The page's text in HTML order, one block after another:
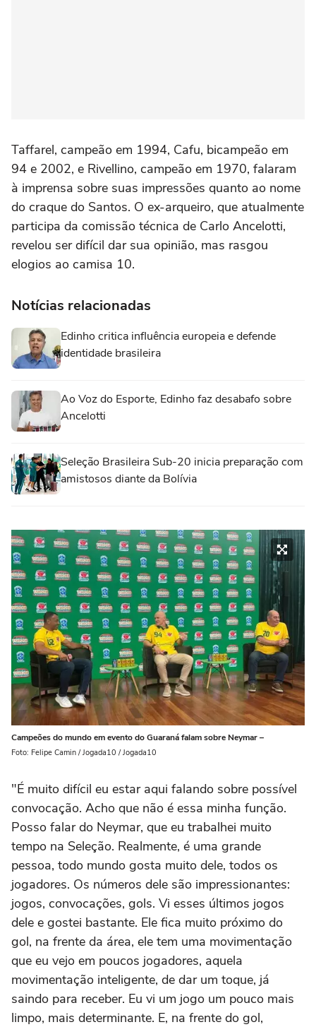
Taffarel, campeão em 1994, Cafu, bicampeão em
94 e 2002, e Rivellino, campeão em 1970, falaram
à imprensa sobre suas impressões quanto ao nome
do craque do Santos. O ex-arqueiro, que atualmente
participa da comissão técnica de Carlo Ancelotti,
revelou ser difícil dar sua opinião, mas rasgou
elogios ao camisa 10.
Notícias relacionadas
Edinho critica influência europeia e defende
identidade brasileira
Ao Voz do Esporte, Edinho faz desabafo sobre
Ancelotti
Seleção Brasileira Sub-20 inicia preparação com
amistosos diante da Bolívia
Campeões do mundo em evento do Guaraná falam sobre Neymar –
Foto: Felipe Camin / Jogada10 / Jogada10
"É muito difícil eu estar aqui falando sobre possível
convocação. Acho que não é essa minha função.
Posso falar do Neymar, que eu trabalhei muito
tempo na Seleção. Realmente, é uma grande
pessoa, todo mundo gosta muito dele, todos os
jogadores. Os números dele são impressionantes:
jogos, convocações, gols. Vi esses últimos jogos
dele e gostei bastante. Ele fica muito próximo do
gol, na frente da área, ele tem uma movimentação
que eu vejo em poucos jogadores, aquela
movimentação inteligente, de dar um toque, já
saindo para receber. Eu vi um jogo um pouco mais
limpo, mais determinante. E, na frente do gol,